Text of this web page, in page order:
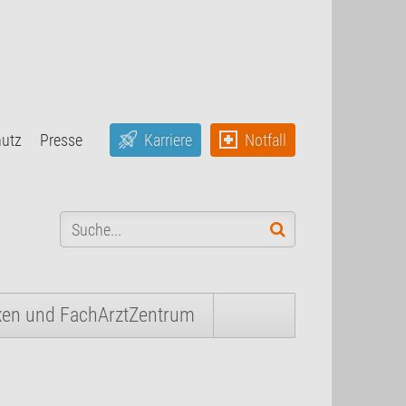
Presse Karriere Notfall
und FachArztZentrum